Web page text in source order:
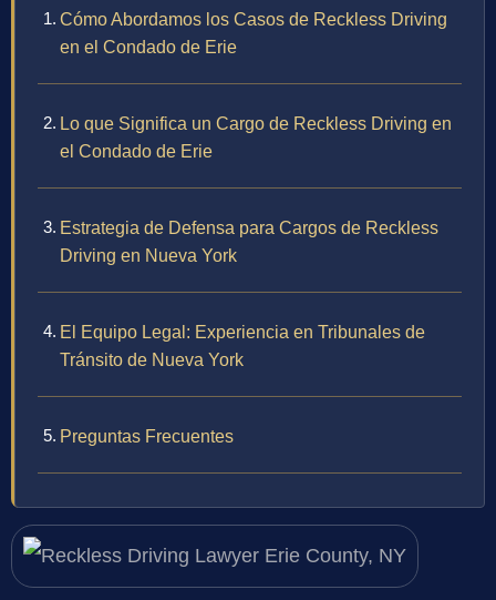
Cómo Abordamos los Casos de Reckless Driving
en el Condado de Erie
Lo que Significa un Cargo de Reckless Driving en
el Condado de Erie
Estrategia de Defensa para Cargos de Reckless
Driving en Nueva York
El Equipo Legal: Experiencia en Tribunales de
Tránsito de Nueva York
Preguntas Frecuentes